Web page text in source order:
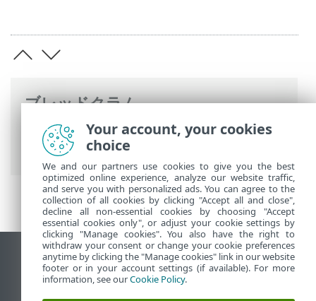
ブレッドクラム
ESETオンラインヘルプ>ESET Glossary>
電子メール脅威> 迷惑メール詐欺の特定
デスクトップサイトの表示
End of Life
Your account, your cookies
choice
We and our partners use cookies to give you the best
optimized online experience, analyze our website traffic,
and serve you with personalized ads. You can agree to the
collection of all cookies by clicking "Accept all and close",
decline all non-essential cookies by choosing "Accept
essential cookies only", or adjust your cookie settings by
clicking "Manage cookies". You also have the right to
withdraw your consent or change your cookie preferences
anytime by clicking the "Manage cookies" link in our website
footer or in your account settings (if available). For more
information, see ourCookie Policy.